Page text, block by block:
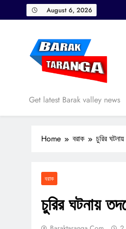
to
August 6, 2026
Barak Taranga
Get latest Barak valley news
Home বরাক চুরির
বরাক
চুরির ঘটনায়